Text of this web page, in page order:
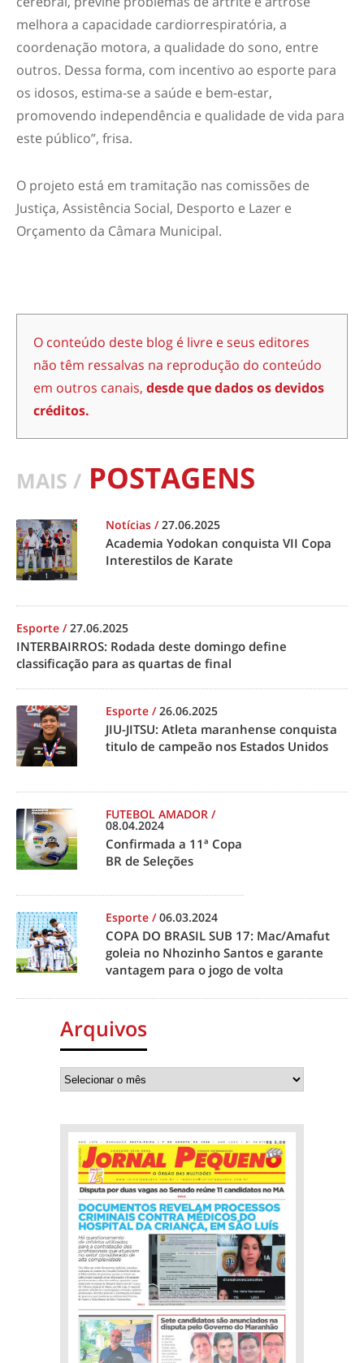
melhora a capacidade cardiorrespiratória, a
coordenação motora, a qualidade do sono, entre
outros. Dessa forma, com incentivo ao esporte para
os idosos, estima-se a saúde e bem-estar,
promovendo independência e qualidade de vida para
este público”, frisa.
O projeto está em tramitação nas comissões de
Justiça, Assistência Social, Desporto e Lazer e
Orçamento da Câmara Municipal.
O conteúdo deste blog é livre e seus editores
não têm ressalvas na reprodução do conteúdo
em outros canais, desde que dados os devidos
créditos.
MAIS / POSTAGENS
Notícias /27.06.2025
Academia Yodokan conquista VII Copa
Interestilos de Karate
Esporte /27.06.2025
INTERBAIRROS: Rodada deste domingo define
classificação para as quartas de final
Esporte /26.06.2025
JIU-JITSU: Atleta maranhense conquista
titulo de campeão nos Estados Unidos
FUTEBOL AMADOR /
08.04.2024
Confirmada a 11ª Copa
BR de Seleções
Esporte /06.03.2024
COPA DO BRASIL SUB 17: Mac/Amafut
goleia no Nhozinho Santos e garante
vantagem para o jogo de volta
Arquivos